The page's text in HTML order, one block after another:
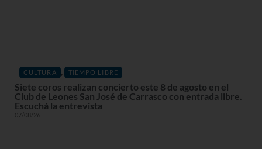
CULTURA , TIEMPO LIBRE
Siete coros realizan concierto este 8 de agosto en el
Club de Leones San José de Carrasco con entrada libre.
Escuchá la entrevista
07/08/26